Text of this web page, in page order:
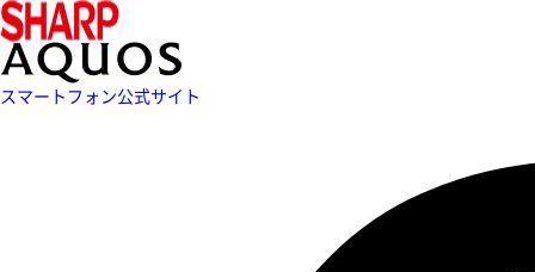
スマートフォン公式サイト